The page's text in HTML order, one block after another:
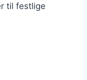
til festlige